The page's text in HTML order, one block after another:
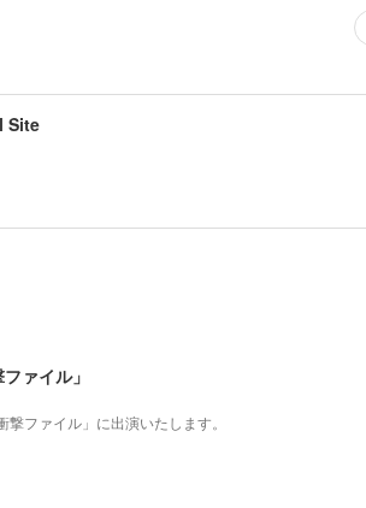
Site
ァイル」
ファイル」に出演いたします。